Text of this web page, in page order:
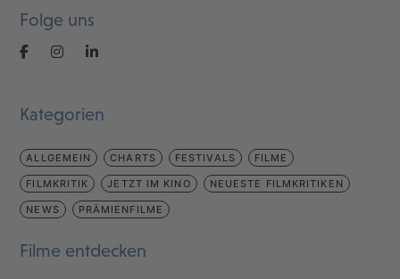
Folge uns
Kategorien
ALLGEMEIN CHARTS FESTIVALS FILME
FILMKRITIK JETZT IM KINO NEUESTE FILMKRITIKEN
NEWS PRÄMIENFILME
Filme entdecken